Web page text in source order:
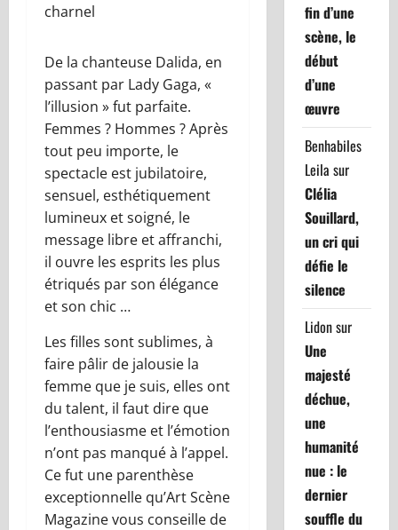
charnel
De la chanteuse Dalida, en
passant par Lady Gaga, «
l’illusion » fut parfaite.
Femmes ? Hommes ? Après
tout peu importe, le
spectacle est jubilatoire,
sensuel, esthétiquement
lumineux et soigné, le
message libre et affranchi,
il ouvre les esprits les plus
étriqués par son élégance
et son chic …
Les filles sont sublimes, à
faire pâlir de jalousie la
femme que je suis, elles ont
du talent, il faut dire que
l’enthousiasme et l’émotion
n’ont pas manqué à l’appel.
Ce fut une parenthèse
exceptionnelle qu’Art Scène
Magazine vous conseille de
fin d’une
scène, le
début
d’une
œuvre
Benhabiles
Leila sur
Clélia
Souillard,
un cri qui
défie le
silence
Lidonsur
Une
majesté
déchue,
une
humanité
nue : le
dernier
souffle du